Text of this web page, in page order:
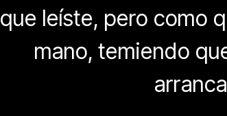
que leíste, pero como
mano, temiendo